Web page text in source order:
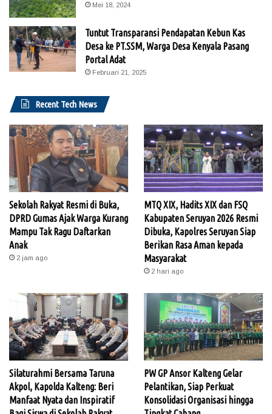
Mei 18, 2024
Tuntut Transparansi Pendapatan Kebun Kas
Desa ke PT.SSM, Warga Desa Kenyala Pasang
Portal Adat
Februari 21, 2025
Recent Tech News
Sekolah Rakyat Resmi di Buka,
DPRD Gumas Ajak Warga Kurang
Mampu Tak Ragu Daftarkan
Anak
2 jam ago
MTQ XIX, Hadits XIX dan FSQ
Kabupaten Seruyan 2026 Resmi
Dibuka, Kapolres Seruyan Siap
Berikan Rasa Aman kepada
Masyarakat
2 hari ago
Silaturahmi Bersama Taruna
Akpol, Kapolda Kalteng: Beri
Manfaat Nyata dan Inspiratif
PW GP Ansor Kalteng Gelar
Pelantikan, Siap Perkuat
Konsolidasi Organisasi hingga